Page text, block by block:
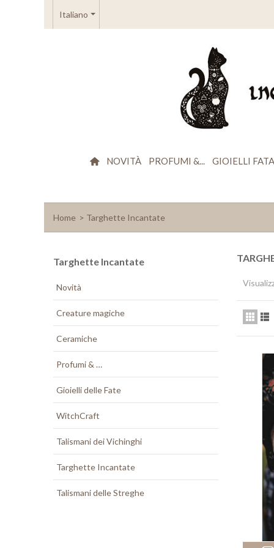
Italiano
NOVITÀ PROFUMI &... GIOIELLI
Home > Targhette Incantate
Targhette Incantate
Novità
Creature magiche
Ceramiche
Profumi & …
Gioielli delle Fate
WitchCraft
Talismani dei Vichinghi
Targhette Incantate
Talismani delle Streghe